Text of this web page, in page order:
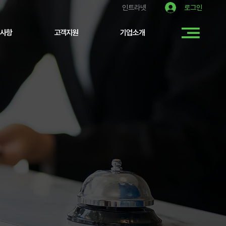
로그인
인트라넷
항 고객지원 기업소개